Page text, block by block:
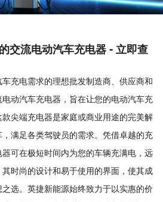
交流电动汽车充电器 - 立即查
充电需求的理想批发制造商、供应商和
动汽车充电器，旨在让您的电动汽车充
尖端充电器是家庭或商业用途的完美解
满足各类驾驶员的需求。凭借卓越的充
可在极短时间内为您的车辆充满电，远
时尚的设计和易于使用的界面，使其成
选。英捷新能源始终致力于以实惠的价